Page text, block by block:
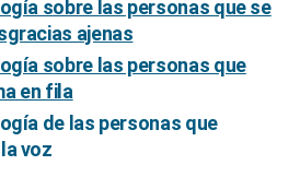
sobre las personas que se
ajenas
sobre las personas que
en fila
de las personas que
voz